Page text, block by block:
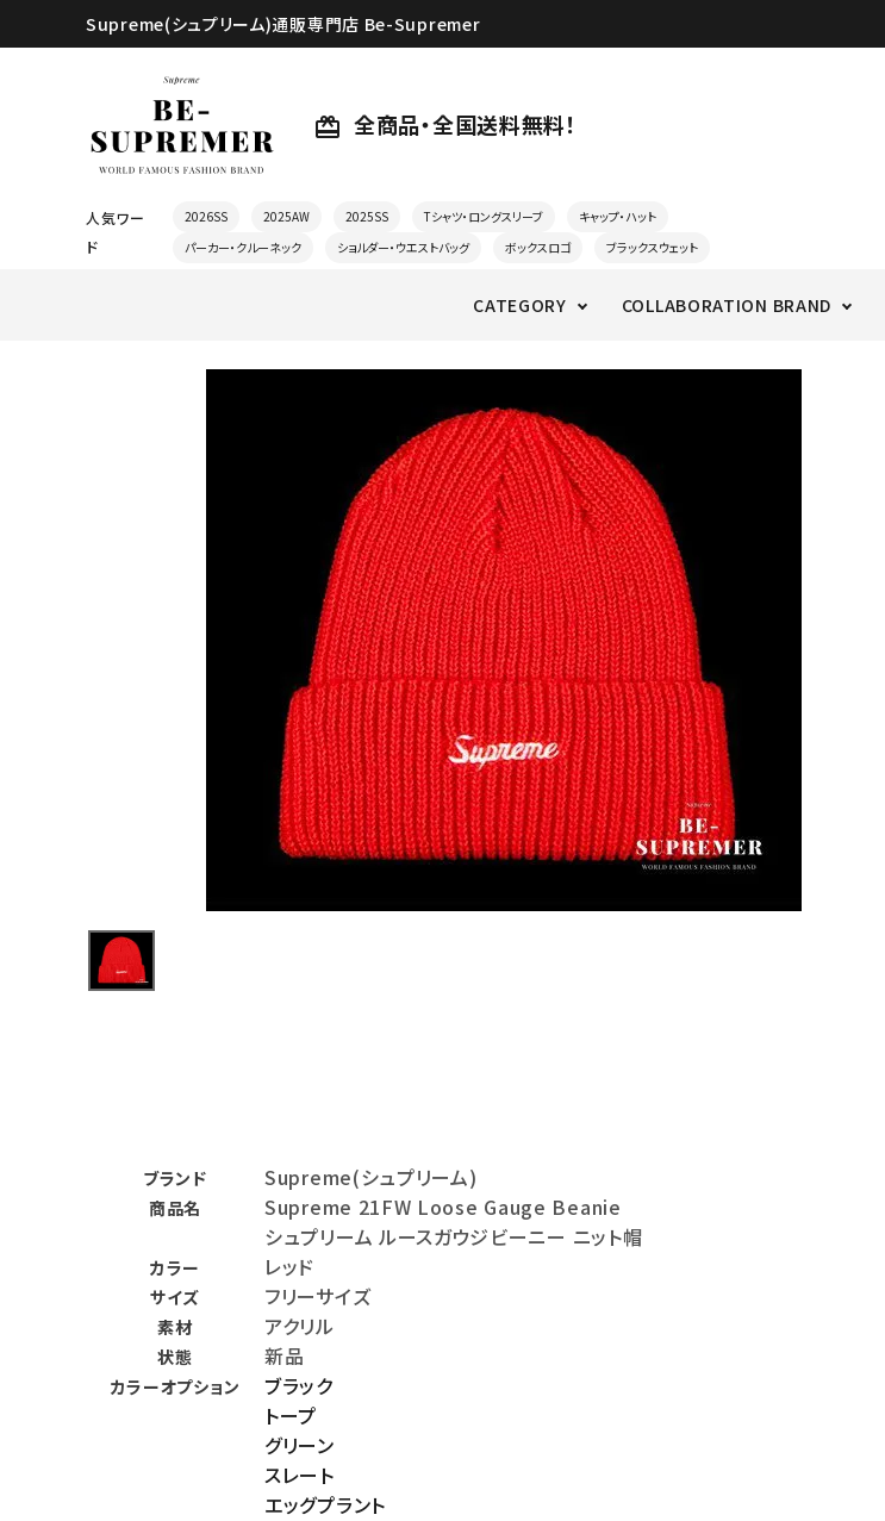
Supreme(シュプリーム)通販専門店 Be-Supremer
card_giftcard 全商品・全国送料無料！
人気ワー
ド
2026SS 2025AW 2025SS Tシャツ・ロングスリーブ
キャップ・ハット
パーカー・クルーネック
ショルダー・ウエストバッグ ボックスロゴ ブラックスウェット
CATEGORY COLLABORATION BRAND
パーカー・トレーナー
ジャケット・アウター
スニーカー・ブーツ
COLLABORATION BRAND
ブランド Supreme(シュプリーム)
商品名
Supreme 21FW Loose Gauge Beanie
シュプリーム ルースガウジビーニー ニット帽
カラー レッド
サイズ フリーサイズ
素材 アクリル
状態 新品
カラーオプション
ブラック
トープ
グリーン
スレート
エッグプラント